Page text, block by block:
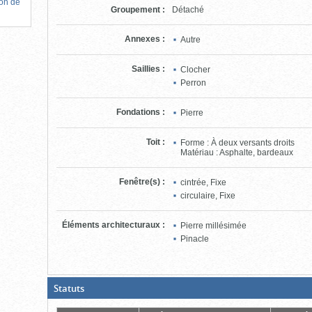
de
Groupement : Détaché
Annexes : Autre
Saillies :
Clocher
Perron
Fondations : Pierre
Toit :
Forme : À deux versants droits
Matériau : Asphalte, bardeaux
Fenêtre(s) :
cintrée, Fixe
circulaire, Fixe
Éléments architecturaux :
Pierre millésimée
Pinacle
Statuts(Boite
ouverte,
cliquer